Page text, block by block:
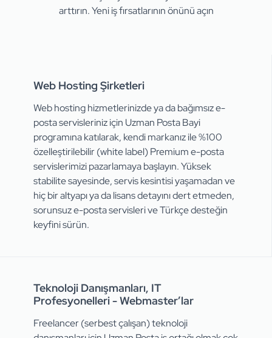
arttırın. Yeni iş fırsatlarının önünü açın
Web Hosting Şirketleri
Web hosting hizmetlerinizde ya da bağımsız e-
posta servisleriniz için Uzman Posta Bayi
programına katılarak, kendi markanız ile %100
özelleştirilebilir (white label) Premium e-posta
servislerimizi pazarlamaya başlayın. Yüksek
stabilite sayesinde, servis kesintisi yaşamadan ve
hiç bir altyapı ya da lisans detayını dert etmeden,
sorunsuz e-posta servisleri ve Türkçe desteğin
keyfini sürün.
Teknoloji Danışmanları, IT
Profesyonelleri - Webmaster’lar
Freelancer (serbest çalışan) teknoloji